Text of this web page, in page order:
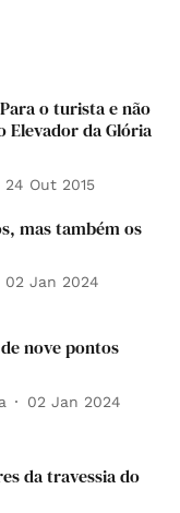
o turista e não
Elevador da Glória
24 Out 2015
mas também os
02 Jan 2024
nove pontos
02 Jan 2024
da travessia do